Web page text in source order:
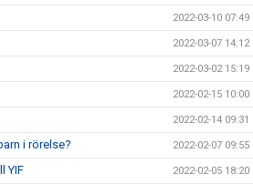
2022-03-10 07:49
2022-03-07 14:12
2022-03-02 15:19
2022-02-15 10:00
2022-02-14 09:31
i rörelse? 2022-02-07 09:55
YIF 2022-02-05 18:20